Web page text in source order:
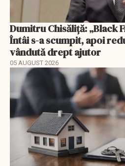
Dumitru Chisăliță: „Black
Întâi s-a scumpit, apoi
vândută drept ajutor
05 AUGUST 2026